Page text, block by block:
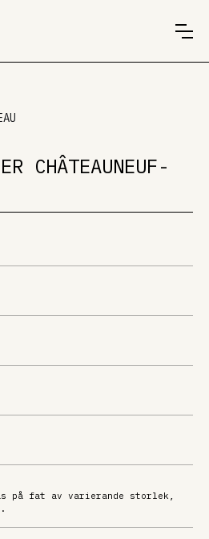
CHÂTEAUNEUF-
på fat av varierande storlek,